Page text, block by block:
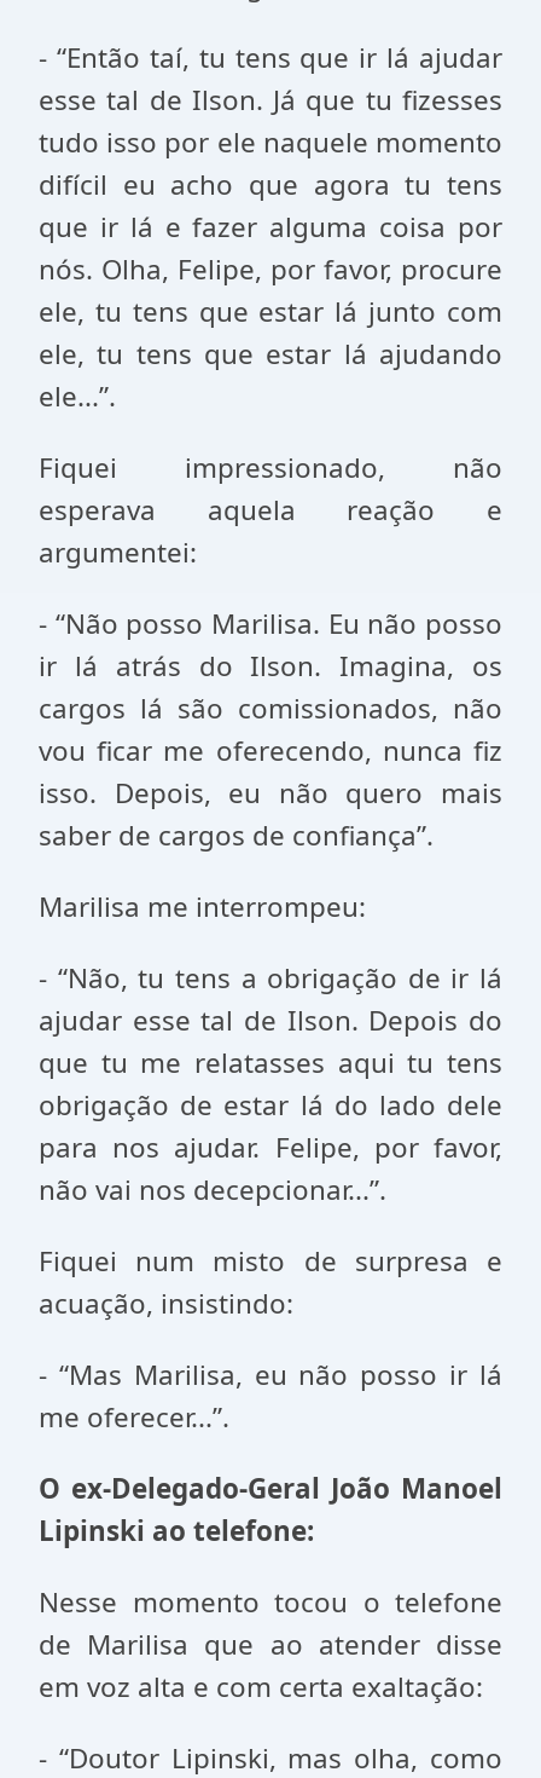
- “Então taí, tu tens que ir lá ajudar
esse tal de Ilson. Já que tu fizesses
tudo isso por ele naquele momento
difícil eu acho que agora tu tens
que ir lá e fazer alguma coisa por
nós. Olha, Felipe, por favor, procure
ele, tu tens que estar lá junto com
ele, tu tens que estar lá ajudando
ele...”.
Fiquei impressionado, não
esperava aquela reação e
argumentei:
- “Não posso Marilisa. Eu não posso
ir lá atrás do Ilson. Imagina, os
cargos lá são comissionados, não
vou ficar me oferecendo, nunca fiz
isso. Depois, eu não quero mais
saber de cargos de confiança”.
Marilisa me interrompeu:
- “Não, tu tens a obrigação de ir lá
ajudar esse tal de Ilson. Depois do
que tu me relatasses aqui tu tens
obrigação de estar lá do lado dele
para nos ajudar. Felipe, por favor,
não vai nos decepcionar...”.
Fiquei num misto de surpresa e
acuação, insistindo:
- “Mas Marilisa, eu não posso ir lá
me oferecer...”.
O ex-Delegado-Geral João Manoel
Lipinski ao telefone:
Nesse momento tocou o telefone
de Marilisa que ao atender disse
em voz alta e com certa exaltação:
- “Doutor Lipinski, mas olha, como